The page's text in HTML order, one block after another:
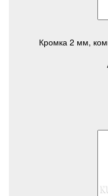
Кромка 2 мм,